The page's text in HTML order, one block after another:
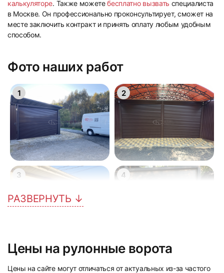
калькуляторе. Также можетебесплатно вызвать специалиста
в Москве. Он профессионально проконсультирует, сможет на
месте заключить контракт и принять оплату любым удобным
способом.
Фото наших работ
1 2
3 4
5 6
РАЗВЕРНУТЬ ↓
Цены на рулонные ворота
Цены на сайте могут отличаться от актуальных из-за частого